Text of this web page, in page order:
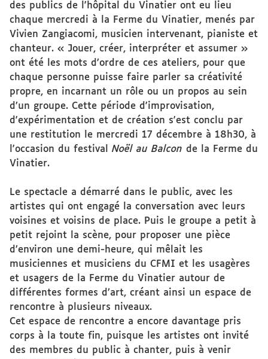
des publics de l'hôpital du Vinatier ont eu lieu
chaque mercredi à la Ferme du Vinatier, menés par
Vivien Zangiacomi, musicien intervenant, pianiste et
chanteur. « Jouer, créer, interpréter et assumer »
ont été les mots d’ordre de ces ateliers, pour que
chaque personne puisse faire parler sa créativité
propre, en incarnant un rôle ou un propos au sein
d’un groupe. Cette période d'improvisation,
d'expérimentation et de création s'est conclu par
une restitution le mercredi 17 décembre à 18h30, à
l'occasion du festival Noël au Balcon de la Ferme du
Vinatier.
Le spectacle a démarré dans le public, avec les
artistes qui ont engagé la conversation avec leurs
voisines et voisins de place. Puis le groupe a petit à
petit rejoint la scène, pour proposer une pièce
d’environ une demi-heure, qui mêlait les
musiciennes et musiciens du CFMI et les usagères
et usagers de la Ferme du Vinatier autour de
différentes formes d’art, créant ainsi un espace de
rencontre à plusieurs niveaux.
Cet espace de rencontre a encore davantage pris
corps à la toute fin, puisque les artistes ont invité
des membres du public à chanter, puis à venir